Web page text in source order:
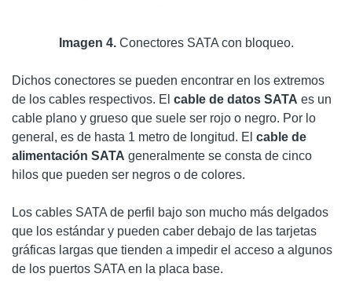
Imagen 4.Conectores SATA con bloqueo.
Dichos conectores se pueden encontrar en los extremos
de los cables respectivos. El cable de datos SATA es un
cable plano y grueso que suele ser rojo o negro. Por lo
general, es de hasta 1 metro de longitud. El cable de
alimentación SATA generalmente se consta de cinco
hilos que pueden ser negros o de colores.
Los cables SATA de perfil bajo son mucho más delgados
que los estándar y pueden caber debajo de las tarjetas
gráficas largas que tienden a impedir el acceso a algunos
de los puertos SATA en la placa base.